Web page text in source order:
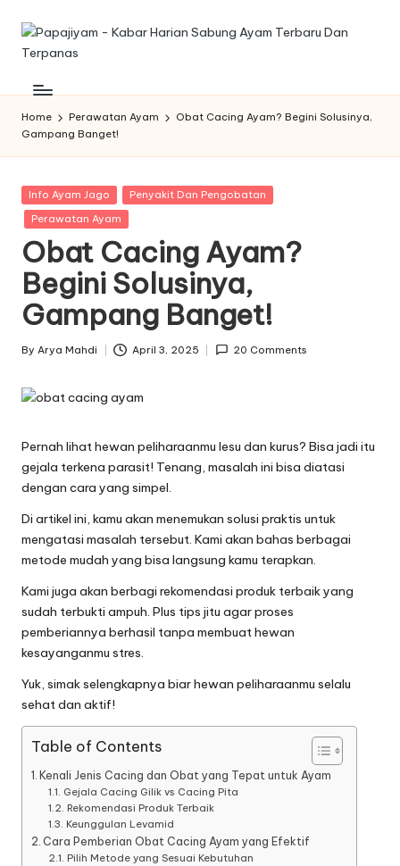
Skip
P
a
p
iy
a
m
-
K
a
b
r
H
a
ri
a
n
S
a
b
u
n
A
informasi
dan
kabar
harian
sabung
ayam
yang
terbaru
dan
terpanas
untuk
semua
sabung
ayam.
Home Perawatan Ayam
Obat Cacing Ayam? Begini Solusinya,
Gampang Banget!
Posted
in
Info Ayam Jago
Penyakit Dan Pengobatan
Perawatan Ayam
Obat Cacing Ayam?
Begini Solusinya,
Gampang Banget!
Posted
By Arya Mahdi April 3, 2025 20 Comments
Pernah lihat hewan peliharaanmu lesu dan kurus? Bisa jadi itu
gejala terkena parasit! Tenang, masalah ini bisa diatasi
dengan cara yang simpel.
Di artikel ini, kamu akan menemukan solusi praktis untuk
mengatasi masalah tersebut. Kami akan bahas berbagai
metode mudah yang bisa langsung kamu terapkan.
Kami juga akan berbagi rekomendasi produk terbaik yang
sudah terbukti ampuh. Plus tips jitu agar proses
pemberiannya berhasil tanpa membuat hewan
kesayanganmu stres.
Yuk, simak selengkapnya biar hewan peliharaanmu selalu
sehat dan aktif!
Table of Contents
Kenali Jenis Cacing dan Obat yang Tepat untuk Ayam
Gejala Cacing Gilik vs Cacing Pita
Rekomendasi Produk Terbaik
Keunggulan Levamid
Cara Pemberian Obat Cacing Ayam yang Efektif
Pilih Metode yang Sesuai Kebutuhan